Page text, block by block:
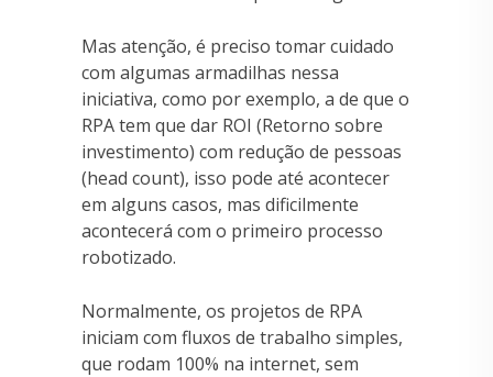
Mas atenção, é preciso tomar cuidado
com algumas armadilhas nessa
iniciativa, como por exemplo, a de que o
RPA tem que dar ROI (Retorno sobre
investimento) com redução de pessoas
(head count), isso pode até acontecer
em alguns casos, mas dificilmente
acontecerá com o primeiro processo
robotizado.
Normalmente, os projetos de RPA
iniciam com fluxos de trabalho simples,
que rodam 100% na internet, sem